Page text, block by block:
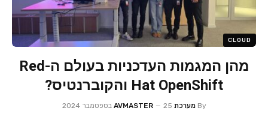
CLOUD
מהן המגמות העדכניות בעולם ה-Red
Hat OpenShift והקוברנטיס?
By מערכת AVMASTER 25 בספטמבר 2024